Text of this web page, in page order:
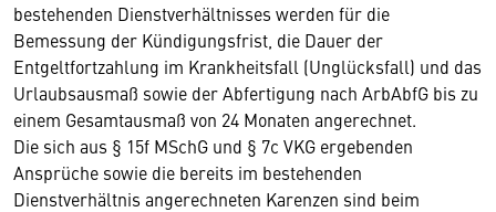
bestehenden Dienstverhältnisses werden für die
Bemessung der Kündigungsfrist, die Dauer der
Entgeltfortzahlung im Krankheitsfall (Unglücksfall) und das
Urlaubsausmaß sowie der Abfertigung nach ArbAbfG bis zu
einem Gesamtausmaß von 24 Monaten angerechnet.
Die sich aus § 15f MSchG und § 7c VKG ergebenden
Ansprüche sowie die bereits im bestehenden
Dienstverhältnis angerechneten Karenzen sind beim